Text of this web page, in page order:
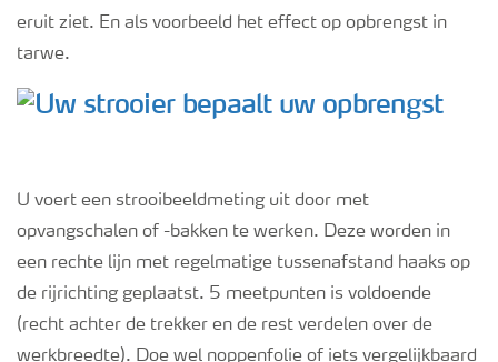
eruit ziet. En als voorbeeld het effect op opbrengst in
tarwe.
U voert een strooibeeldmeting uit door met
opvangschalen of -bakken te werken. Deze worden in
een rechte lijn met regelmatige tussenafstand haaks op
de rijrichting geplaatst. 5 meetpunten is voldoende
(recht achter de trekker en de rest verdelen over de
werkbreedte). Doe wel noppenfolie of iets vergelijkbaard